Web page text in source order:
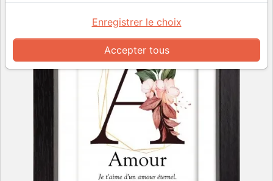
Accepter tous
Enregistrer le choix